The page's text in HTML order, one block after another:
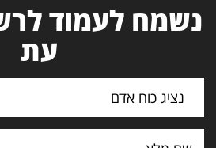
נשמח לעמוד
עת
נציג כוח אדם